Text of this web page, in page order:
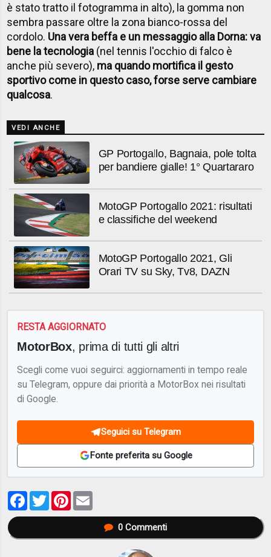
è stato tratto il fotogramma in alto), la gomma non
sembra passare oltre la zona bianco-rossa del
cordolo. Una vera beffa e un messaggio alla Dorna: va
bene la tecnologia (nel tennis l'occhio di falco è
anche più severo), ma quando mortifica il gesto
sportivo come in questo caso, forse serve cambiare
qualcosa.
VEDI ANCHE
GP Portogallo, Bagnaia, pole tolta
per bandiere gialle! 1° Quartararo
MotoGP Portogallo 2021: risultati
e classifiche del weekend
MotoGP Portogallo 2021, Gli
Orari TV su Sky, Tv8, DAZN
RESTA AGGIORNATO
MotorBox, prima di tutti gli altri
Scegli come vuoi seguirci: aggiornamenti in tempo reale
su Telegram, oppure dai priorità a MotorBox nei risultati
di Google.
Seguici su Telegram
Fonte preferita su Google
Facebook
TwitterPinterest
0Commenti